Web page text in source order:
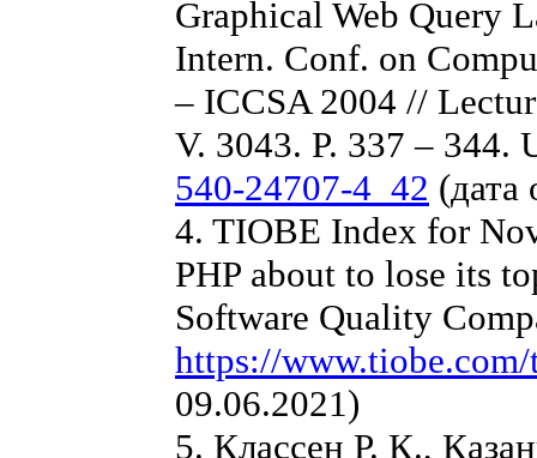
Graphical Web Query
Intern. Conf. on
– ICCSA 2004 //
V. 3043. P. 337 – 344.
540-24707-4_42
4. TIOBE Index for
PHP about to lose its
Software Quality
https://
09.06.2021)
5. Классен Р. К.,